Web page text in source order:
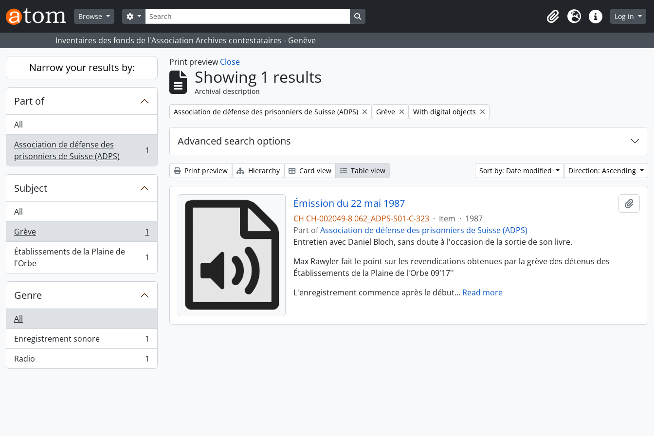
Skip to main content
Browse
Search
Search options
ClipboardLanguageQuick linksLog in
Inventaires des fonds de l'Association Archives contestataires - Genève
Narrow your results by:
Part of
All
Association de défense des
prisonniers de Suisse (ADPS)
, 1 results 1
Subject
All
Grève
, 1 results
1
Établissements de la Plaine de
l'Orbe
, 1 results 1
Genre
All
Enregistrement sonore
, 1 results
1
Radio
, 1 results 1
Print preview Close
Showing 1 results
Archival description
Remove filter:
Association de défense des prisonniers de Suisse (ADPS) Remove filter:
Grève Remove filter:
With digital objects
Advanced search options
Print preview Hierarchy Card view Table view Sort by: Date modified Direction: Ascending
Émission du 22 mai 1987
CH CH-002049-8 062_ADPS-S01-C-323 · Item · 1987
Part ofAssociation de défense des prisonniers de Suisse (ADPS)
Entretien avec Daniel Bloch, sans doute à l'occasion de la sortie de son livre.
Max Rawyler fait le point sur les revendications obtenues par la grève des détenus des
Établissements de la Plaine de l'Orbe 09'17''
L'enregistrement commence après le début… Read more